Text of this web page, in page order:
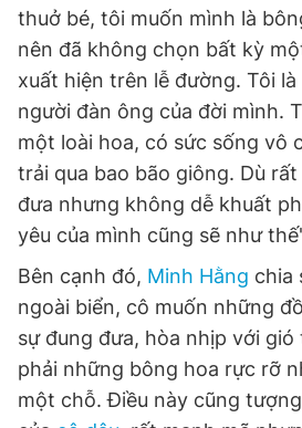
thuở bé, tôi muốn mình là
nên đã không chọn bất kỳ
xuất hiện trên lễ đường. Tôi
người đàn ông của đời mình.
một loài hoa, có sức sống vô
trải qua bao bão giông. Dù
đưa nhưng không dễ khuất
yêu của mình cũng sẽ như
Bên cạnh đó, Minh Hằng chia
ngoài biển, cô muốn những
sự đung đưa, hòa nhịp với
phải những bông hoa rực rỡ
một chỗ. Điều này cũng